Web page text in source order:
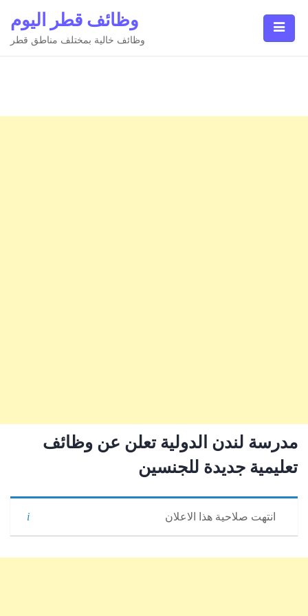
content
وظائف قطر اليوم
وظائف خالية بمختلف مناطق قطر
مدرسة لندن الدولية تعلن عن وظائف
تعليمية جديدة للجنسين
انتهت صلاحية هذا الاعلان